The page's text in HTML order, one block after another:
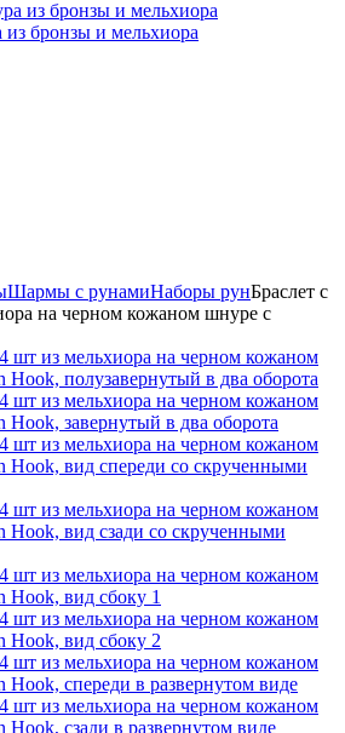
бронзы и мельхиора
Шармы с рунамиНаборы рунБраслет с
на черном кожаном шнуре с